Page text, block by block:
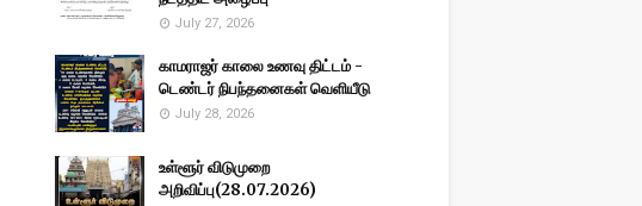
July 27, 2026
காமராஜர் காலை உணவு திட்டம் -
டெண்டர் நிபந்தனைகள் வெளியீடு
July 28, 2026
உள்ளூர் விடுமுறை
அறிவிப்பு(28.07.2026)